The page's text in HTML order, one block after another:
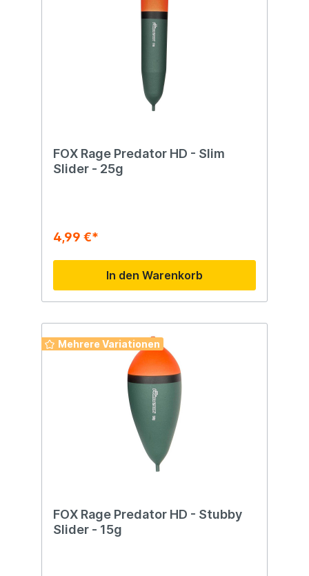
FOX Rage Predator HD - Slim
Slider - 25g
4,99 €*
In den Warenkorb
Mehrere Variationen
FOX Rage Predator HD - Stubby
Slider - 15g